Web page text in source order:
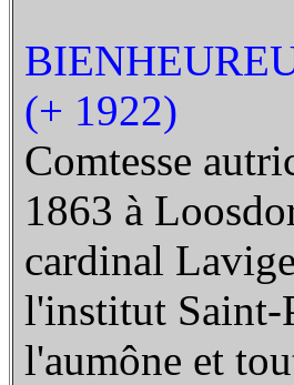
(+ 1922)
Comtesse
1863 à
cardinal
l'institut Saint-
l'aumône et